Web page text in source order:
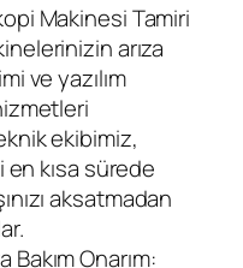
Makinesi Tamiri
arıza
ve yazılım
ekibimiz,
en kısa sürede
aksatmadan
Onarım: